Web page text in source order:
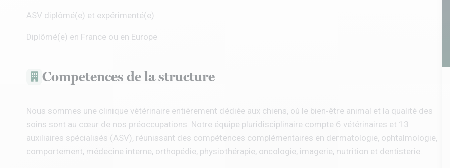
ASV diplômé(e) et expérimenté(e)
Diplômé(e) en France ou en Europe
Competences de la structure
Nous sommes une clinique vétérinaire entièrement dédiée aux chiens, où le bien‑être animal et la qualité des
soins sont au cœur de nos préoccupations. Notre équipe pluridisciplinaire compte 6 vétérinaires et 13
auxiliaires spécialisés (ASV), réunissant des compétences complémentaires en dermatologie, ophtalmologie,
comportement, médecine interne, orthopédie, physiothérapie, oncologie, imagerie, nutrition et dentisterie.